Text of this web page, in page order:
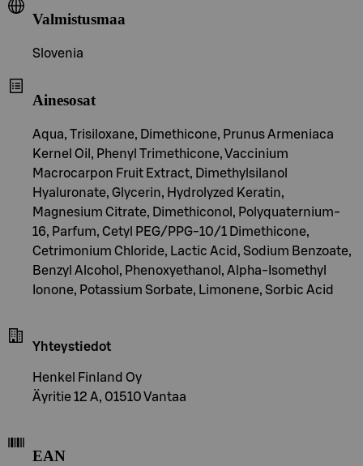
Valmistusmaa
Slovenia
Ainesosat
Aqua, Trisiloxane, Dimethicone, Prunus Armeniaca
Kernel Oil, Phenyl Trimethicone, Vaccinium
Macrocarpon Fruit Extract, Dimethylsilanol
Hyaluronate, Glycerin, Hydrolyzed Keratin,
Magnesium Citrate, Dimethiconol, Polyquaternium-
16, Parfum, Cetyl PEG/PPG-10/1 Dimethicone,
Cetrimonium Chloride, Lactic Acid, Sodium Benzoate,
Benzyl Alcohol, Phenoxyethanol, Alpha-Isomethyl
Ionone, Potassium Sorbate, Limonene, Sorbic Acid
Yhteystiedot
Henkel Finland Oy
Äyritie 12 A, 01510 Vantaa
EAN